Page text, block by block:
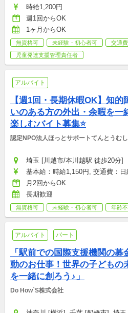
時給1,200円
週1回からOK
1ヶ月からOK
無資格可 未経験・初心者可 交通
児童発達支援管理責任者
アルバイト
【週1回・長期休暇OK】知的
いのある方の外出・余暇を一
楽しむバイト募集⭐
認定NPO法人ほっとサポートてんとうむし
埼玉 [川越市/本川越駅 徒歩20分]
基本給：時給1,150円, 交通費：
意）：時給50円
月2回からOK
長期歓迎
無資格可 未経験・初心者可 年齢
アルバイト パート
「駅前での国際支援機関の募
動のお仕事！世界の子どもの
を一緒に創ろう♪」
Do How`S株式会社